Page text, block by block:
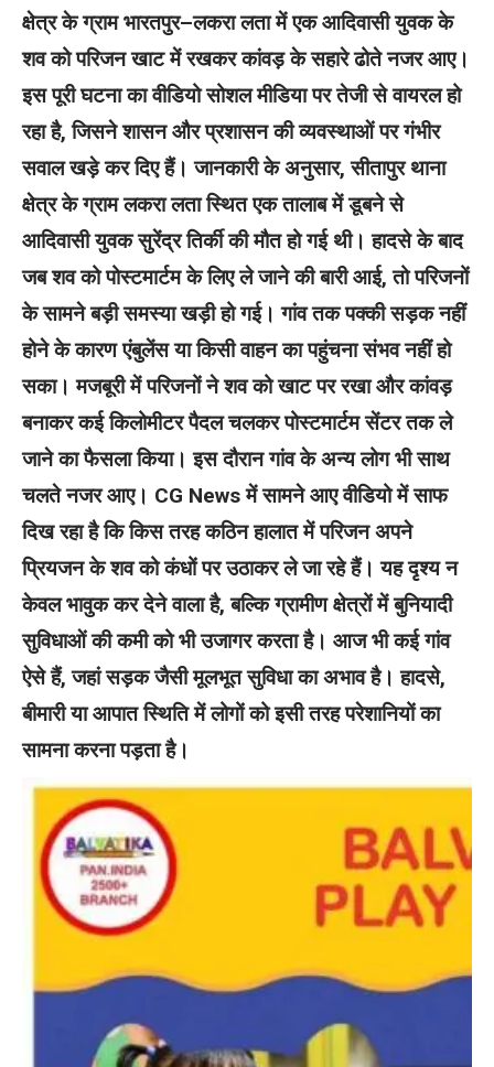
क्षेत्र के ग्राम भारतपुर–लकरा लता में एक आदिवासी युवक के
शव को परिजन खाट में रखकर कांवड़ के सहारे ढोते नजर आए।
इस पूरी घटना का वीडियो सोशल मीडिया पर तेजी से वायरल हो
रहा है, जिसने शासन और प्रशासन की व्यवस्थाओं पर गंभीर
सवाल खड़े कर दिए हैं। जानकारी के अनुसार, सीतापुर थाना
क्षेत्र के ग्राम लकरा लता स्थित एक तालाब में डूबने से
आदिवासी युवक सुरेंद्र तिर्की की मौत हो गई थी। हादसे के बाद
जब शव को पोस्टमार्टम के लिए ले जाने की बारी आई, तो परिजनों
के सामने बड़ी समस्या खड़ी हो गई। गांव तक पक्की सड़क नहीं
होने के कारण एंबुलेंस या किसी वाहन का पहुंचना संभव नहीं हो
सका। मजबूरी में परिजनों ने शव को खाट पर रखा और कांवड़
बनाकर कई किलोमीटर पैदल चलकर पोस्टमार्टम सेंटर तक ले
जाने का फैसला किया। इस दौरान गांव के अन्य लोग भी साथ
चलते नजर आए। CG News में सामने आए वीडियो में साफ
दिख रहा है कि किस तरह कठिन हालात में परिजन अपने
प्रियजन के शव को कंधों पर उठाकर ले जा रहे हैं। यह दृश्य न
केवल भावुक कर देने वाला है, बल्कि ग्रामीण क्षेत्रों में बुनियादी
सुविधाओं की कमी को भी उजागर करता है। आज भी कई गांव
ऐसे हैं, जहां सड़क जैसी मूलभूत सुविधा का अभाव है। हादसे,
बीमारी या आपात स्थिति में लोगों को इसी तरह परेशानियों का
सामना करना पड़ता है।